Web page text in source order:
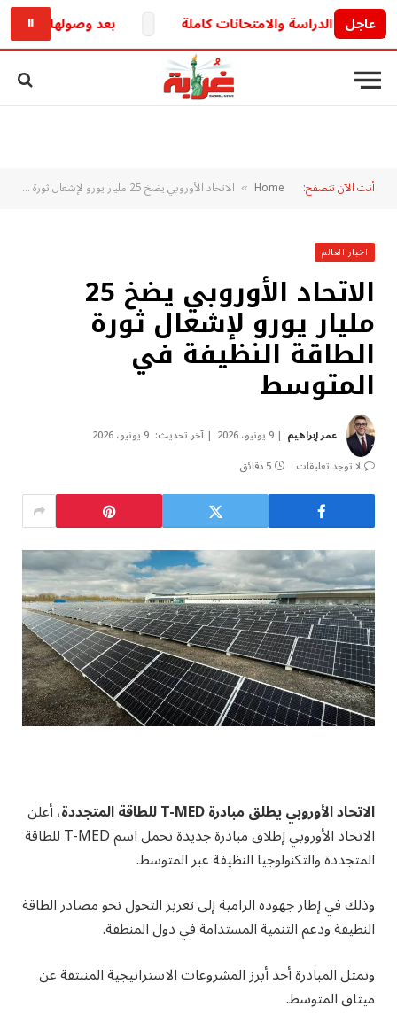
عاجل بعد وصولها للبرلمان..
⏸
أنت الآن تتصفح: Home
» الاتحاد الأوروبي يضخ 25 مليار يورو لإشعال ثورة الطاقة النظيفة في المتوسط
اخبار العالم
الاتحاد الأوروبي يضخ 25
مليار يورو لإشعال ثورة
الطاقة النظيفة في
المتوسط
عمر إبراهيم 9 يونيو، 2026 آخر تحديث: 9 يونيو، 2026
لا توجد تعليقات
5 دقائق
الاتحاد الأوروبي يطلق مبادرة T-MED للطاقة المتجددة ، أعلن
الاتحاد الأوروبي إطلاق مبادرة جديدة تحمل اسم T-MED للطاقة
المتجددة والتكنولوجيا النظيفة عبر المتوسط.
وذلك في إطار جهوده الرامية إلى تعزيز التحول نحو مصادر الطاقة
النظيفة ودعم التنمية المستدامة في دول المنطقة.
وتمثل المبادرة أحد أبرز المشروعات الاستراتيجية المنبثقة عن
ميثاق المتوسط.